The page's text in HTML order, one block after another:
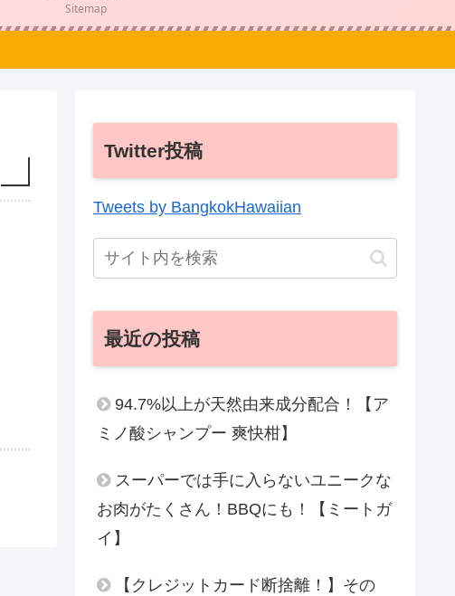
Sitemap
Twitter投稿
Tweets by BangkokHawaiian
最近の投稿
94.7%以上が天然由来成分配合！【ア
ミノ酸シャンプー 爽快柑】
スーパーでは手に入らないユニークな
お肉がたくさん！BBQにも！【ミートガ
イ】
【クレジットカード断捨離！】その